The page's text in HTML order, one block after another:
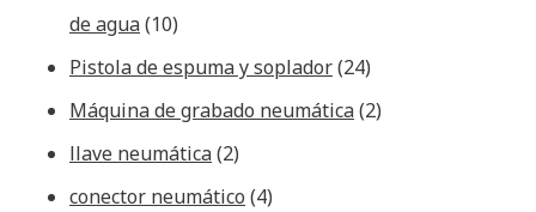
de agua(10)
Pistola de espuma y soplador(24)
Máquina de grabado neumática(2)
llave neumática(2)
conector neumático (4)